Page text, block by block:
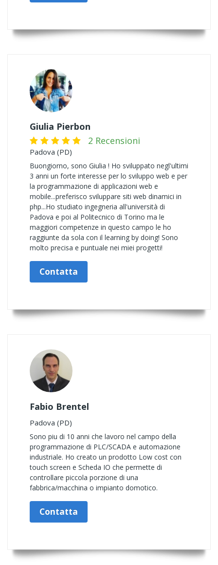
Giulia Pierbon
2 Recensioni
Padova (PD)
Buongiorno, sono Giulia ! Ho sviluppato negl'ultimi
3 anni un forte interesse per lo sviluppo web e per
la programmazione di applicazioni web e
mobile...preferisco sviluppare siti web dinamici in
php...Ho studiato ingegneria all'università di
Padova e poi al Politecnico di Torino ma le
maggiori competenze in questo campo le ho
raggiunte da sola con il learning by doing! Sono
molto precisa e puntuale nei miei progetti!
Contatta
Fabio Brentel
Padova (PD)
Sono piu di 10 anni che lavoro nel campo della
programmazione di PLC/SCADA e automazione
industriale. Ho creato un prodotto Low cost con
touch screen e Scheda IO che permette di
controllare piccola porzione di una
fabbrica/macchina o impianto domotico.
Contatta